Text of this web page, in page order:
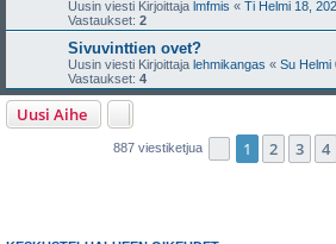
Uusin viesti Kirjoittaja lmfmis « Ti Helmi 18,
Vastaukset: 2
Sivuvinttien ovet?
Uusin viesti Kirjoittaja lehmikangas « Su Helmi
Vastaukset: 4
Uusi Aihe
887 viestiketjua Sivu /18
1 2 3 4